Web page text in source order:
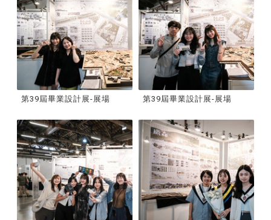
第39屆畢業設計展-展場 第39屆畢業設計展-展場